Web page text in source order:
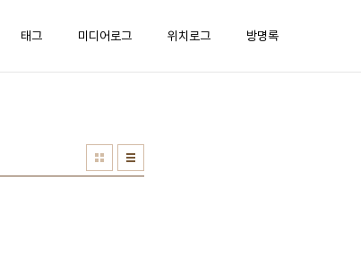
태그 미디어로그 위치로그 방명록